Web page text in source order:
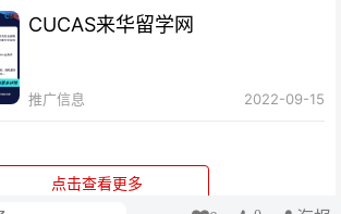
CUCAS来华留学网
推广信息 2022-09-15
点击查看更多